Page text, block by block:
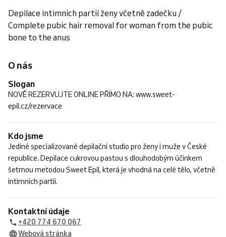
Depilace intimních partií ženy včetně zadečku /
Complete pubic hair removal for woman from the pubic
bone to the anus
O nás
Slogan
NOVĚ REZERVUJTE ONLINE PŘÍMO NA: www.sweet-
epil.cz/rezervace
Kdo jsme
Jediné specializované depilační studio pro ženy i muže v České
republice. Depilace cukrovou pastou s dlouhodobým účinkem
šetrnou metodou Sweet Epil, která je vhodná na celé tělo, včetně
intimních partií.
Kontaktní údaje
+420 774 670 067
Webová stránka